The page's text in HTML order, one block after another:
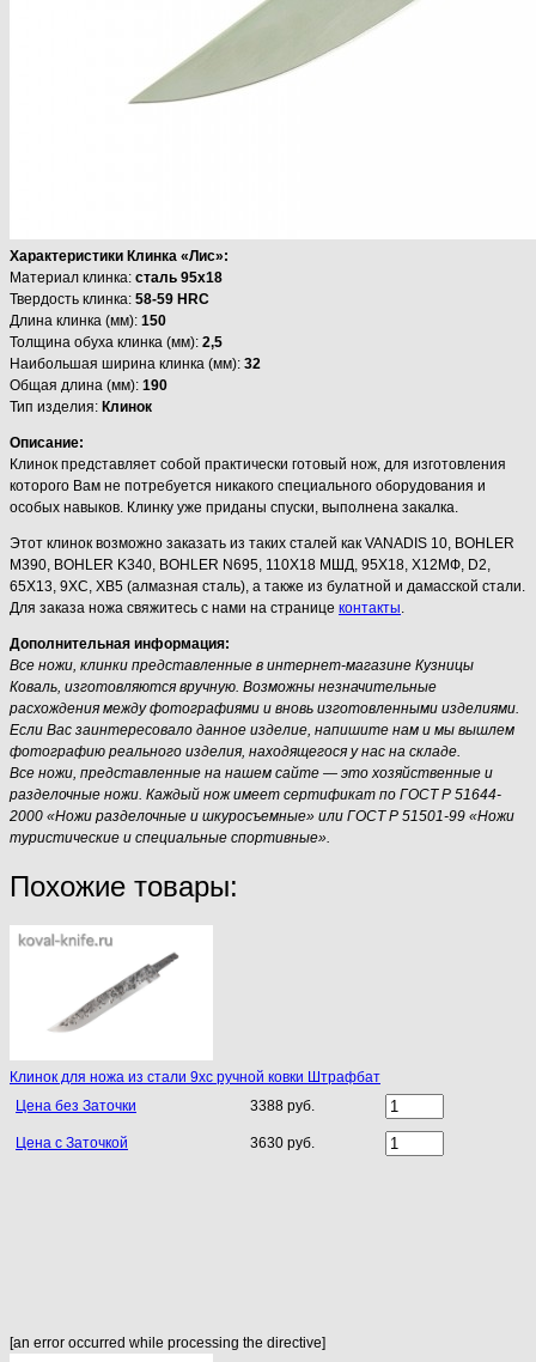
Характеристики Клинка «Лис»:
Материал клинка: сталь 95х18
Твердость клинка: 58-59 HRC
Длина клинка (мм): 150
Толщина обуха клинка (мм): 2,5
Наибольшая ширина клинка (мм): 32
Общая длина (мм): 190
Тип изделия: Клинок
Описание:
Клинок представляет собой практически готовый нож, для изготовления
которого Вам не потребуется никакого специального оборудования и
особых навыков. Клинку уже приданы спуски, выполнена закалка.
Этот клинок возможно заказать из таких сталей как VANADIS 10, BOHLER
M390, BOHLER K340, BOHLER N695, 110Х18 МШД, 95Х18, Х12МФ, D2,
65Х13, 9ХС, ХВ5 (алмазная сталь), а также из булатной и дамасской стали.
Для заказа ножа свяжитесь с нами на странице контакты.
Дополнительная информация:
Все ножи, клинки представленные в интернет-магазине Кузницы
Коваль, изготовляются вручную. Возможны незначительные
расхождения между фотографиями и вновь изготовленными изделиями.
Если Вас заинтересовало данное изделие, напишите нам и мы вышлем
фотографию реального изделия, находящегося у нас на складе.
Все ножи, представленные на нашем сайте — это хозяйственные и
разделочные ножи. Каждый нож имеет сертификат по ГОСТ Р 51644-
2000 «Ножи разделочные и шкуросъемные» или ГОСТ Р 51501-99 «Ножи
туристические и специальные спортивные».
Похожие товары:
Клинок для ножа из стали 9хс ручной ковки Штрафбат
Цена без Заточки
3388 руб.
Цена с Заточкой 3630 руб.
[an error occurred while processing the directive]